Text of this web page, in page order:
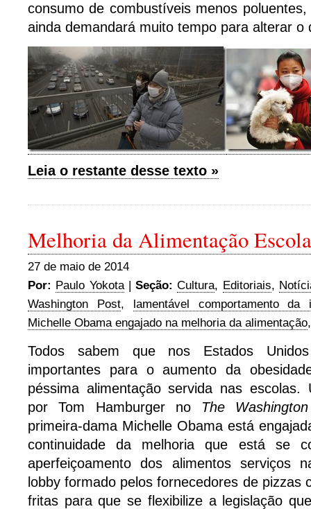
consumo de combustíveis menos
ainda demandará muito tempo para alterar o
Leia o restante desse texto »
Melhoria da Alimentação
27 de maio de 2014
Por: Paulo Yokota| Seção: Cultura, Editoriais,
Washington Post, lamentável comportamento
Michelle Obama engajado na melhoria da alimentação
Todos sabem que nos Estados
importantes para o aumento da
péssima alimentação servida nas escolas.
por Tom Hamburger no The
primeira-dama Michelle Obama está
continuidade da melhoria que está se
aperfeiçoamento dos alimentos serviços
lobby formado pelos fornecedores de pizzas
fritas para que se flexibilize a legislação